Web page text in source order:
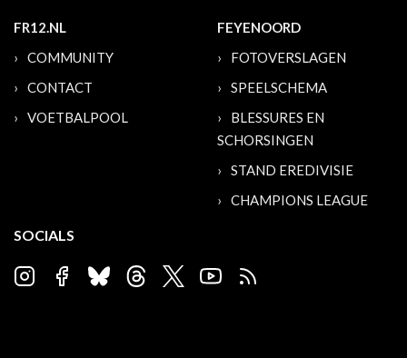
FR12.NL
COMMUNITY
CONTACT
VOETBALPOOL
FEYENOORD
FOTOVERSLAGEN
SPEELSCHEMA
BLESSURES EN
SCHORSINGEN
STAND EREDIVISIE
CHAMPIONS LEAGUE
SOCIALS